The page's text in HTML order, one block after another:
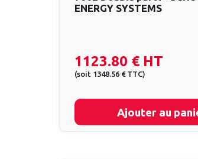
ENERGY SYSTEMS
1123.80 € HT
(soit 1348.56 € TTC)
Ajouter au